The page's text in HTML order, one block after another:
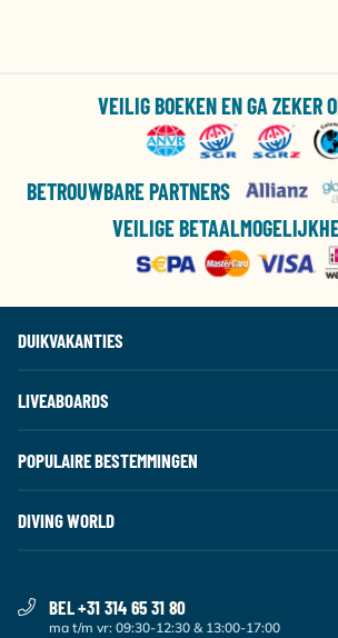
VEILIG BOEKEN EN GA ZEKER
BETROUWBARE PARTNERS
VEILIGE
DUIKVAKANTIES
LIVEABOARDS
POPULAIRE BESTEMMINGEN
DIVING WORLD
BEL +31 314 65 31 80
ma t/m vr: 09:30-12:30 & 13:00-17:00